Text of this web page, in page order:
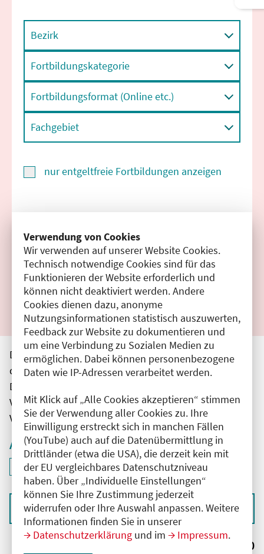
Verwendung von Cookies
Wir verwenden auf unserer Website Cookies.
Technisch notwendige Cookies sind für das
Funktionieren der Website erforderlich und
können nicht deaktiviert werden. Andere
Cookies dienen dazu, anonyme
Nutzungsinformationen statistisch auszuwerten,
Feedback zur Website zu dokumentieren und
um eine Verbindung zu Sozialen Medien zu
ermöglichen. Dabei können personenbezogene
Daten wie IP-Adressen verarbeitet werden.
Mit Klick auf „Alle Cookies akzeptieren“ stimmen
Sie der Verwendung aller Cookies zu. Ihre
Einwilligung erstreckt sich in manchen Fällen
(YouTube) auch auf die Datenübermittlung in
Drittländer (etwa die USA), die derzeit kein mit
der EU vergleichbares Datenschutzniveau
haben. Über „Individuelle Einstellungen“
können Sie Ihre Zustimmung jederzeit
widerrufen oder Ihre Auswahl anpassen. Weitere
Informationen finden Sie in unserer
Datenschutzerklärung und im Impressum.
Bezirk
Fortbildungskategorie
Fortbildungsformat (Online etc.)
Fachgebiet
nur entgeltfreie Fortbildungen anzeigen
Filter zurücksetzen
Ergebnisse drucken
Die hier aufgeführten Veranstaltungen entsprechen
den unmittelbar vom Veranstalter getätigten Angaben.
Die Ärztekammer Berlin übernimmt keine
Verantwortung für den Inhalt, die Haftung obliegt dem
Veranstalter.
Aktive Filter
Filter
ID: ANT-2405934
deaktivieren und Suchergebnisse neu laden
Sortieren nach
Ergebnisse: 0